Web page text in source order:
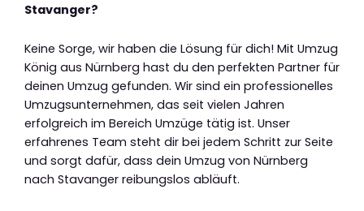
Stavanger?
Keine Sorge, wir haben die Lösung für dich! Mit Umzug
König aus Nürnberg hast du den perfekten Partner für
deinen Umzug gefunden. Wir sind ein professionelles
Umzugsunternehmen, das seit vielen Jahren
erfolgreich im Bereich Umzüge tätig ist. Unser
erfahrenes Team steht dir bei jedem Schritt zur Seite
und sorgt dafür, dass dein Umzug von Nürnberg
nach Stavanger reibungslos abläuft.